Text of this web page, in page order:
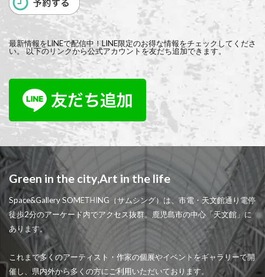
最新情報をLINEで配信中！LINE限定のお得な情報をチェックしてくださ
い。 以下のリンクから公式アカウントを友だち追加できます。
Green in the city,Art in the life
Space&Gallery SOMETHING（サムシング）は、市電・天文館通り電停
徒歩2分のアーケード内でアクセス抜群。鹿児島市の中心「天文館」に
あります。
これまで多くのアーティスト・作家の個展やイベントをギャラリーで開
催し、県内外から多くの方にご利用いただいております。